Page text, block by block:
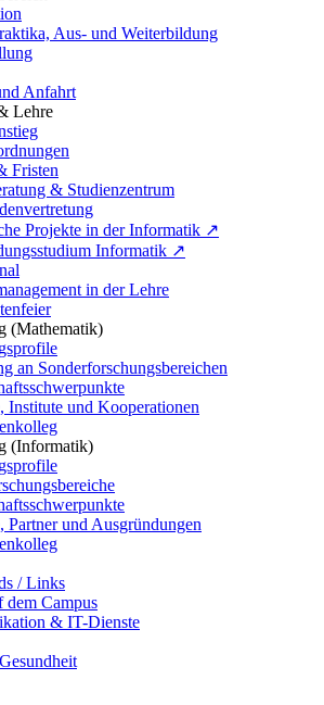
Aus- und Weiterbildung
Anfahrt
Lehre
Fristen
& Studienzentrum
Projekte in der Informatik ↗
Informatik ↗
in der Lehre
(Mathematik)
an Sonderforschungsbereichen
Institute und Kooperationen
(Informatik)
Partner und Ausgründungen
/ Links
dem Campus
& IT-Dienste